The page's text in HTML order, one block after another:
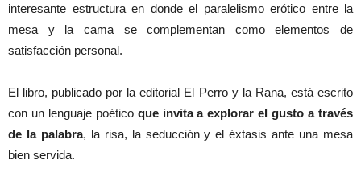
interesante estructura en donde el paralelismo erótico entre la
mesa y la cama se complementan como elementos de
satisfacción personal.
El libro, publicado por la editorial El Perro y la Rana, está escrito
con un lenguaje poético que invita a explorar el gusto a través
de la palabra, la risa, la seducción y el éxtasis ante una mesa
bien servida.